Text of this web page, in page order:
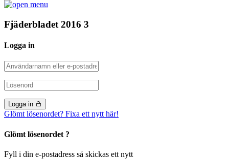
Fjäderbladet 2016 3
Logga in
Logga in
Glömt lösenordet? Fixa ett nytt här!
Glömt lösenordet ?
Fyll i din e-postadress så skickas ett nytt